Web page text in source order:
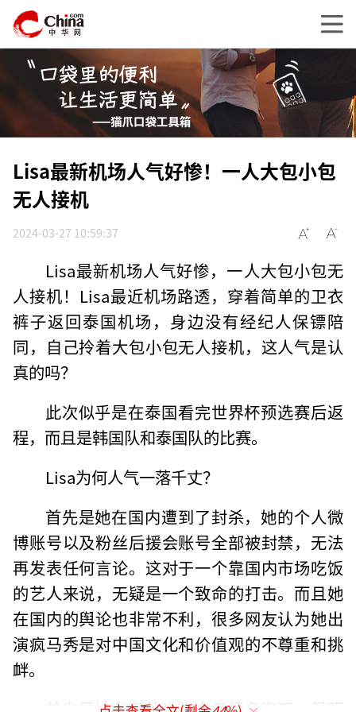
Lisa最新机场人气好惨！一人大包小包
无人接机
2024-03-27 10:59:37
Lisa最新机场人气好惨，一人大包小包无
人接机！Lisa最近机场路透，穿着简单的卫衣
裤子返回泰国机场，身边没有经纪人保镖陪
同，自己拎着大包小包无人接机，这人气是认
真的吗？
此次似乎是在泰国看完世界杯预选赛后返
程，而且是韩国队和泰国队的比赛。
Lisa为何人气一落千丈？
首先是她在国内遭到了封杀，她的个人微
博账号以及粉丝后援会账号全部被封禁，无法
再发表任何言论。这对于一个靠国内市场吃饭
的艺人来说，无疑是一个致命的打击。而且她
在国内的舆论也非常不利，很多网友认为她出
演疯马秀是对中国文化和价值观的不尊重和挑
衅。